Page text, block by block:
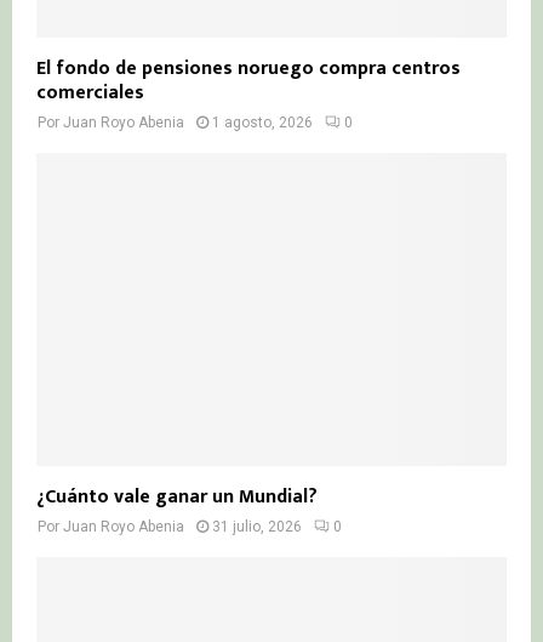
El fondo de pensiones noruego compra centros
comerciales
Por Juan Royo Abenia 1 agosto, 2026 0
¿Cuánto vale ganar un Mundial?
Por Juan Royo Abenia 31 julio, 2026 0